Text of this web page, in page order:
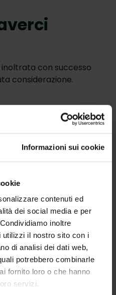
Informazioni sui cookie
contenuti ed
dei social media e per
inoltre
utilizzi il nostro sito con i
di analisi dei dati web,
potrebbero combinarle
fornito loro o che hanno
servizi.
con successo
considerazione.
l’innovativo servizio di
e scale mobili di
marca.